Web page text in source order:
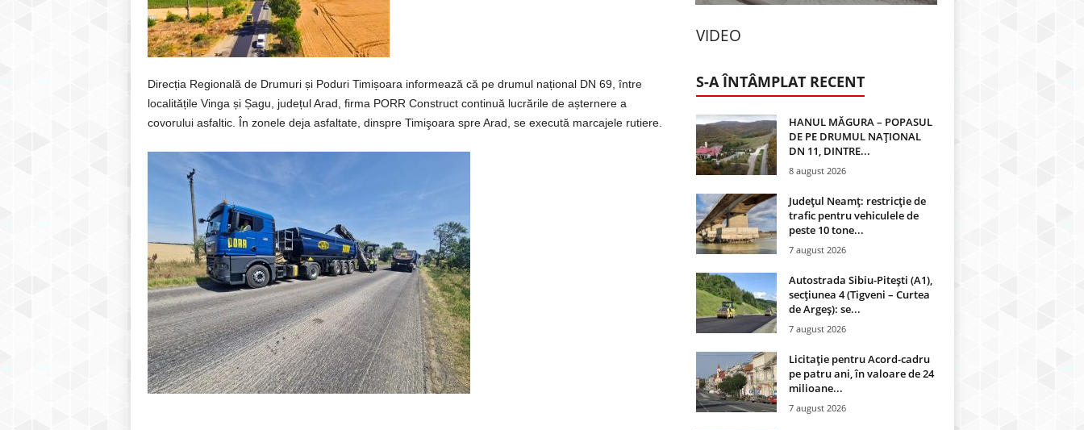
Direcția Regională de Drumuri și Poduri Timișoara informează că pe drumul național DN 69, între
localitățile Vinga și Șagu, județul Arad, firma PORR Construct continuă lucrările de așternere a
covorului asfaltic. În zonele deja asfaltate, dinspre Timişoara spre Arad, se execută marcajele rutiere.
VIDEO
S-A ÎNTÂMPLAT RECENT
HANUL MĂGURA – POPASUL
DE PE DRUMUL NAȚIONAL
DN 11, DINTRE...
8 august 2026
Județul Neamț: restricție de
trafic pentru vehiculele de
peste 10 tone...
7 august 2026
Autostrada Sibiu-Pitești (A1),
secțiunea 4 (Tigveni – Curtea
de Argeș): se...
7 august 2026
Licitație pentru Acord-cadru
pe patru ani, în valoare de 24
milioane...
7 august 2026